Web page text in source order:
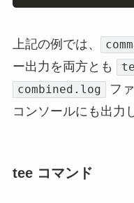
上記の例では、
ー出力を両方とも
combined.log
フ
コンソールにも出力
tee コマンド